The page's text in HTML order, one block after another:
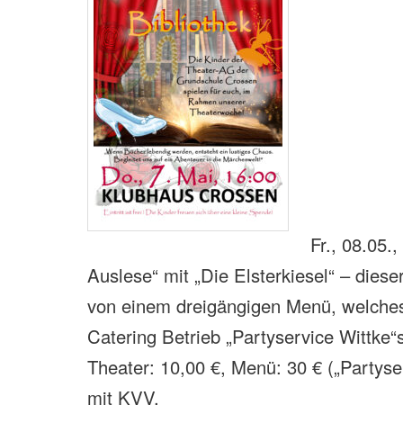
Fr.,
Auslese“ mit „Die Elsterkiesel“ –
von einem dreigängigen Menü,
Catering Betrieb „Partyservice
Theater: 10,00 €, Menü: 30 €
mit KVV.